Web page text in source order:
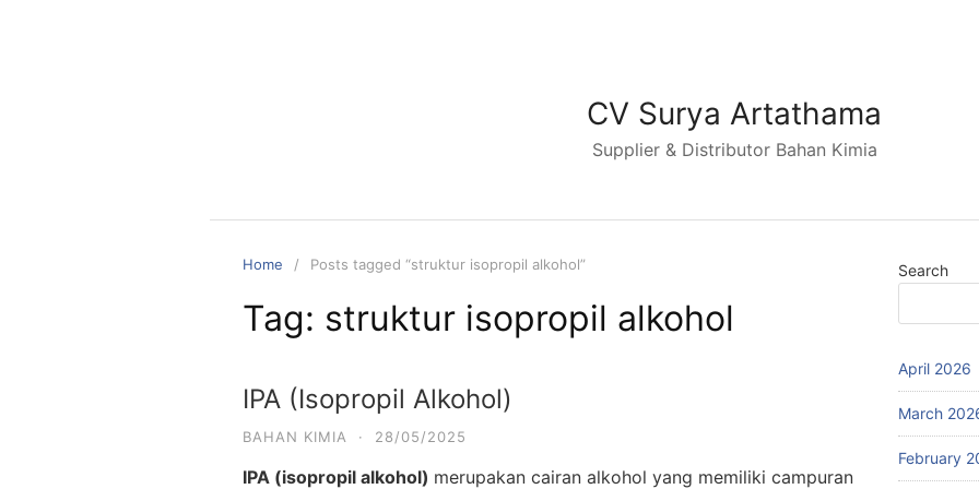
CV Surya Artathama
Supplier & Distributor Bahan Kimia
Home Posts tagged “struktur isopropil alkohol”
Tag: struktur isopropil alkohol
IPA (Isopropil Alkohol)
BAHAN KIMIA · 28/05/2025
IPA (isopropil alkohol) merupakan cairan alkohol yang memiliki campuran
Search
April 2026
March
February